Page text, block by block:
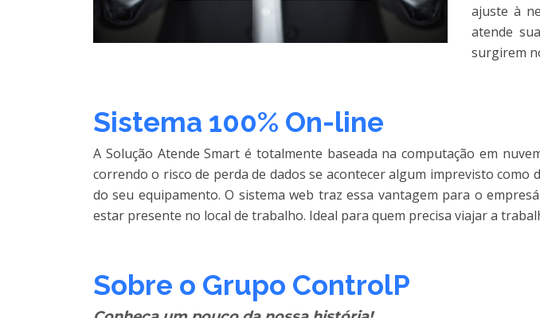
ajuste à
atende
surgirem
Sistema 100% On-line
A Solução Atende Smart é totalmente baseada na computação em
correndo o risco de perda de dados se acontecer algum imprevisto
do seu equipamento. O sistema web traz essa vantagem para o
estar presente no local de trabalho. Ideal para quem precisa viajar a
Sobre o Grupo ControlP